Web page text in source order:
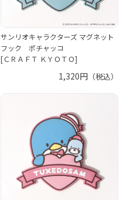
サンリオキャラクターズ マグネット
フック ポチャッコ
[ＣＲＡＦＴ ＫＹＯＴＯ]
1,320円 （税込）